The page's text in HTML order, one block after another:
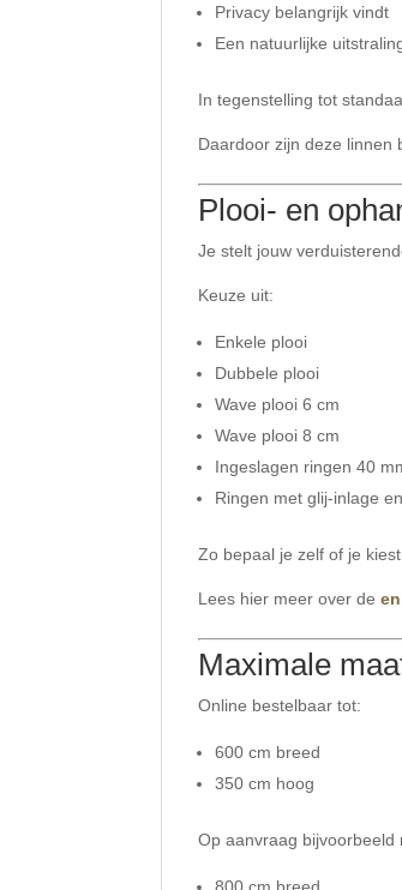
Privacy belangrijk vindt
Een natuurlijke
In tegenstelling tot
Daardoor zijn deze linnen
Plooi- en
Je stelt jouw
Keuze uit:
Enkele plooi
Dubbele plooi
Wave plooi 6 cm
Wave plooi 8 cm
Ingeslagen ringen 40
Ringen met glij-inlage
Zo bepaal je zelf of je
Lees hier meer over de
Maximale
Online bestelbaar tot:
600 cm breed
350 cm hoog
Op aanvraag bijvoorbeeld